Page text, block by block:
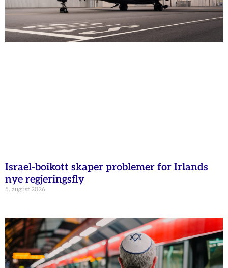
Israel-boikott skaper problemer for Irlands
nye regjeringsfly
5. august 2026